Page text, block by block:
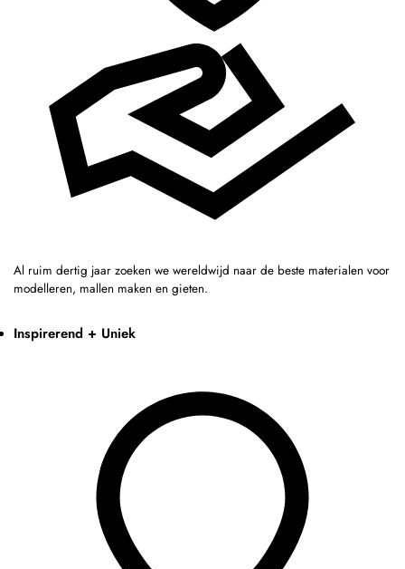
Al ruim dertig jaar zoeken we wereldwijd naar de beste materialen voor
modelleren, mallen maken en gieten.
Inspirerend + Uniek